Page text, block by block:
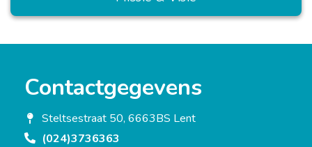
Contactgegevens
Steltsestraat 50, 6663BS Lent
(024)3736363